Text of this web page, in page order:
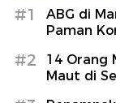
#1
ABG di
Paman
#2
14 Orang
Maut di